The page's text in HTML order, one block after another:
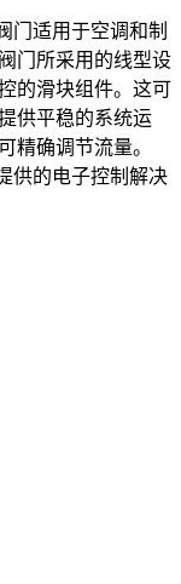
门适用于空调和制
门所采用的线型设
的滑块组件。这可
供平稳的系统运
精确调节流量。
供的电子控制解决